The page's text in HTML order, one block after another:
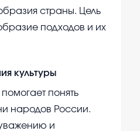
страны. Цель
подходов и их
культуры
понять
народов России.
и